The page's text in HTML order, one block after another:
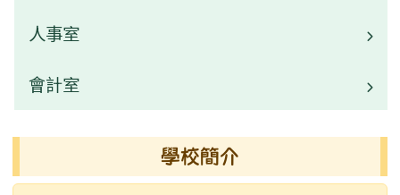
活動相簿
榮譽榜
常用連結
活動相簿
行事曆
校園公告
常用連結
行事曆
業務職掌
校園公告
活動相簿
人事室
業務職掌
校園公告
常用連結
會計室
業務職掌
校園公告
學校簡介